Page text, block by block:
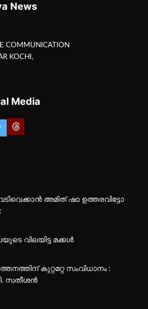
News
COMMUNICATION
KOCHI,
Media
അമിത് ഷാ ഉത്തരവിട്ടോ
വിലയിട്ട മക്കൾ
കുറ്റമറ്റ സംവിധാനം :
സതീശന്‍